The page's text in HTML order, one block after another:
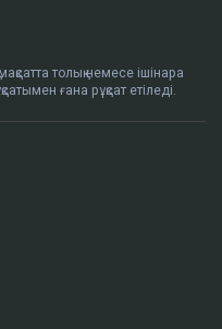
толық немесе ішінара
ғана рұқсат етіледі.